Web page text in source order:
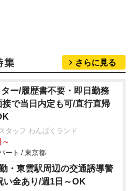
さらに見る
ー/履歴書不要・即日勤務
で当日内定も可/直行直帰
タッフ わんぱくランド
ート / 東京都
・東雲駅周辺の交通誘導警
い金あり/週1日～OK